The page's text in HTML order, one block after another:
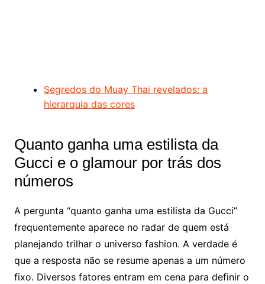
Segredos do Muay Thai revelados: a
hierarquia das cores
Quanto ganha uma estilista da
Gucci e o glamour por trás dos
números
A pergunta “quanto ganha uma estilista da Gucci”
frequentemente aparece no radar de quem está
planejando trilhar o universo fashion. A verdade é
que a resposta não se resume apenas a um número
fixo. Diversos fatores entram em cena para definir o